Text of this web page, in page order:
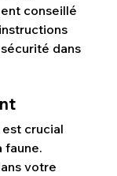
conseillé
dans
crucial
faune.
votre